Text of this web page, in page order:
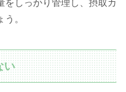
をしっかり管理し、摂取カ
。
い